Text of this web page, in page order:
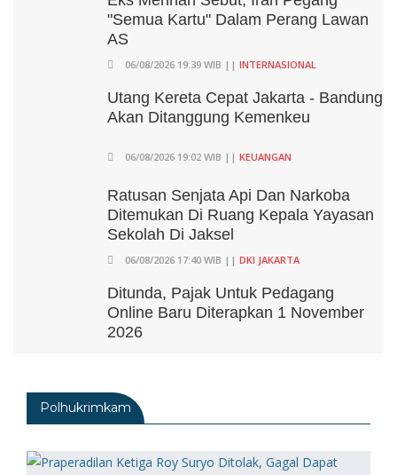
"Semua Kartu" Dalam Perang Lawan
AS
06/08/2026 19:39 WIB || INTERNASIONAL
Utang Kereta Cepat Jakarta - Bandung
Akan Ditanggung Kemenkeu
06/08/2026 19:02 WIB || KEUANGAN
Ratusan Senjata Api Dan Narkoba
Ditemukan Di Ruang Kepala Yayasan
Sekolah Di Jaksel
06/08/2026 17:40 WIB || DKI JAKARTA
Ditunda, Pajak Untuk Pedagang
Online Baru Diterapkan 1 November
2026
Praperadilan Ketiga Roy Suryo
Ditolak, Gagal Dapat Ganti Rugi Rp
206 Juta
HUKUM
Polhukrimkam